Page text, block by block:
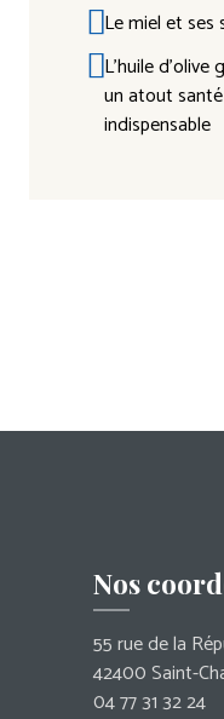
Le miel et ses
L’huile d’olive
un atout santé
indispensable
Nos
55 rue de la
42400 Saint-
04 77 31 32 24